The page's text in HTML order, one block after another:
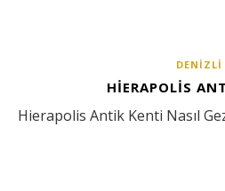
DENIZLI
HIERAPOLIS
Hierapolis Antik Kenti Nasıl